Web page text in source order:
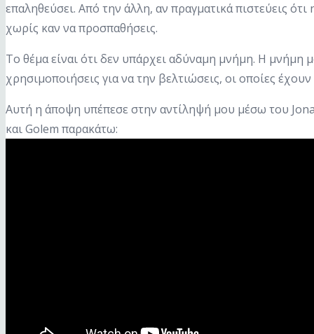
επαληθεύσει. Από την άλλη, αν πραγματικά πιστεύεις
χωρίς καν να προσπαθήσεις.
Το θέμα είναι ότι δεν υπάρχει αδύναμη μνήμη. Η μνήμη
χρησιμοποιήσεις για να την βελτιώσεις, οι οποίες
Αυτή η άποψη υπέπεσε στην αντίληψή μου μέσω του
και Golem παρακάτω: